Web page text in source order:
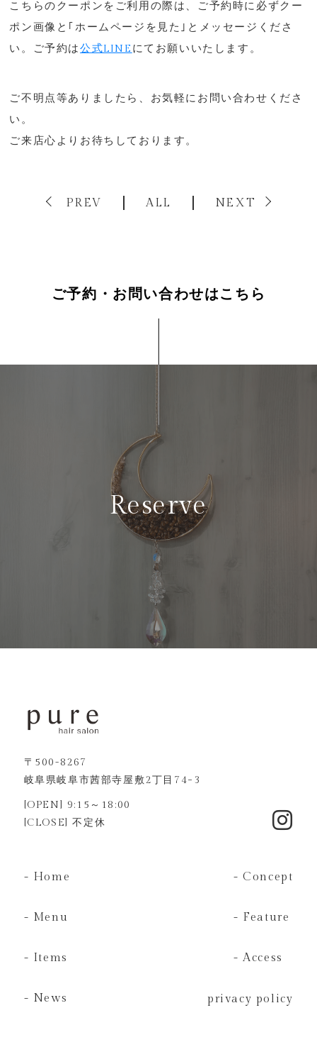
こちらのクーポンをご利用の際は、ご予約時に必ずクー
ポン画像と｢ホームページを見た｣とメッセージくださ
い。ご予約は公式LINE にてお願いいたします。
ご不明点等ありましたら、お気軽にお問い合わせくださ
い。
ご来店心よりお待ちしております。
PREV ALL NEXT
ご予約・お問い合わせはこちら
Reserve
〒500-8267
岐阜県岐阜市茜部寺屋敷2丁目74−3
[OPEN] 9:15～18:00
[CLOSE] 不定休
- Home
- Menu
- Items
- News
- Concept
- Feature
- Access
privacy policy